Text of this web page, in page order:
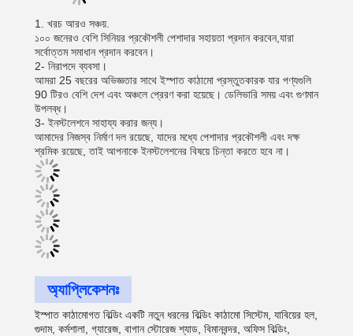
1. খরচ আরও সঞ্চয়.
১০০ জনেরও বেশি সিনিয়র প্রকৌশলী পেশাদার সহায়তা প্রদান করবেন,যারা
সর্বোত্তম সমাধান প্রদান করবেন।
2- নিরাপদে ব্যবসা।
আমরা 25 বছরের অভিজ্ঞতার সাথে ইস্পাত কাঠামো প্রস্তুতকারক যার পণ্যগুলি
90 টিরও বেশি দেশ এবং অঞ্চলে প্রেরণ করা হয়েছে। ডেলিভারি সময় এবং গুণমান
উপলব্ধ।
3- ইনস্টলেশনে সাহায্য করার জন্য।
আমাদের নিজস্ব নির্মাণ দল রয়েছে, যাদের মধ্যে পেশাদার প্রকৌশলী এবং দক্ষ
শ্রমিক রয়েছে, তাই আপনাকে ইনস্টলেশনের বিষয়ে চিন্তা করতে হবে না।
অ্যাপ্লিকেশনঃ
ইস্পাত কাঠামোগত বিল্ডিং একটি নতুন ধরনের বিল্ডিং কাঠামো সিস্টেম, যাবিয়ের হল,
গুদাম, কর্মশালা, গ্যারেজ, বাগান স্টোরেজ শ্যাড, বিমানবন্দর, অফিস বিল্ডিং,